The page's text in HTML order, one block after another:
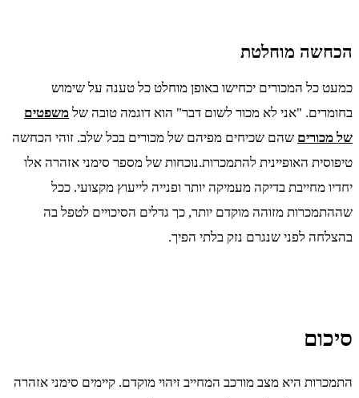
הכחשה מוחלטת
כמעט כל המכורים יכחישו באופן מוחלט כל טענה על שימוש
בחומרים. "אני לא מכור לשום דבר" הוא דוגמה טובה של משפטים
של מכורים שהם שכיחים מפיהם של מכורים בכל שלב. זוהי הכחשה
טיפוסית האופיינית להתמכרות.נוכחות של מספר סימני אזהרה אלו
יחדיו מחייבת בדיקה מעמיקה יותר ופנייה לייעוץ מקצועי. ככל
שההתמכרות מזוהה מוקדם יותר, כך גדלים הסיכויים לטפל בה
בהצלחה לפני שנגרם נזק בלתי הפיך.
סיכום
התמכרות היא מצב מורכב המחייב זיהוי מוקדם. קיימים סימני אזהרה